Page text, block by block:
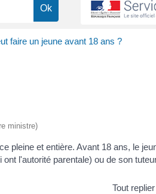
faire un jeune avant 18 ans ?
ministre)
pleine et entière. Avant 18 ans, le
l'autorité parentale) ou de son
Tout replier